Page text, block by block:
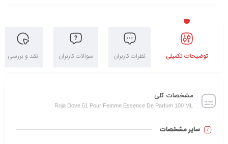
توضیحات تکمیلی نظرات کاربران سوالات کاربران نقد و بررسی
مشخصات کلی
Roja Dove 51 Pour Femme Essence De Parfum 100 ML
سایر مشخصات